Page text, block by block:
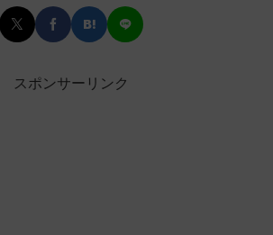
スポンサーリンク